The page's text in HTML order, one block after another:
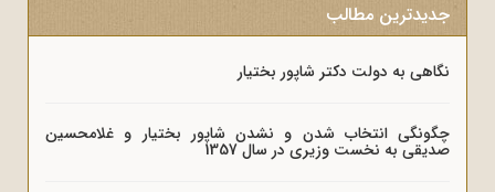
جدیدترین مطالب
نگاهی به دولت دکتر شاپور بختیار
چگونگی انتخاب شدن و نشدن شاپور بختیار و غلامحسین
صدیقی به نخست وزیری در سال 1357